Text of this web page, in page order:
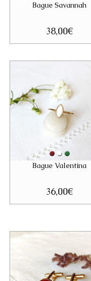
Bague Savannah
38,00€
Bague Valentina
36,00€